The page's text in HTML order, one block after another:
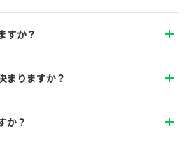
すか？
まりますか？
か？